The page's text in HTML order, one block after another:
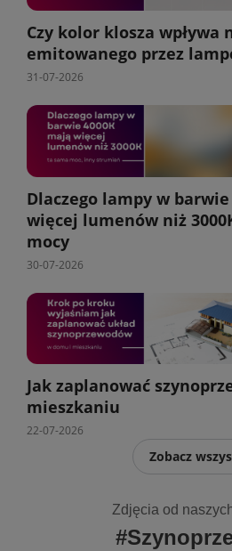
Czy kolor klosza wpływa
emitowanego przez
31-07-2026
Dlaczego lampy w barwie
więcej lumenów niż
mocy
30-07-2026
Jak zaplanować
mieszkaniu
22-07-2026
Zobacz
Zdjęcia od